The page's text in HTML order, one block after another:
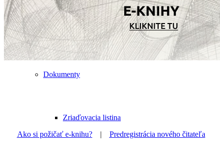
Prieskum spokojnosti
Dokumenty
Zriaďovacia listina
Ako si požičať e-knihu?| Predregistrácia nového čitateľa